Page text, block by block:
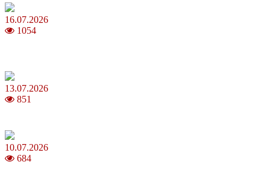
16.07.2026
1054
13.07.2026
851
10.07.2026
684